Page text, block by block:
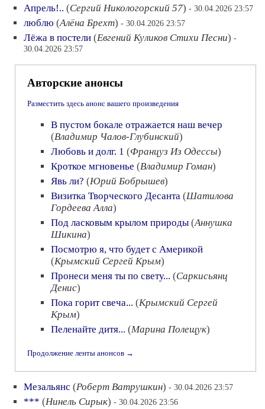
Апрель!.. (Сергий Никологорский 57) - 30.04.2026 23:57
люблю (Алёна Брехт) - 30.04.2026 23:57
Лёжа в постели (Евгений Куликов Стихи Песни) -
30.04.2026 23:57
Авторские анонсы
Разместить здесь анонс вашего произведения
В пустом бокале отражается наш вечер
(Владимир Чалов-Глубинский)
Любовь и долг. 1 (Француз Из Одессы)
Кроткое мгновенье (Владимир Гоман)
Явь ли? (Юрий Бобрышев)
Визитка Творческого Десанта (Шатилова
Гордеева Алла)
Под ласковым крылом природы (Аннушка
Шикина)
Посмотрю я, что будет с Америкой
(Крымский Сергей Крым)
Пронеси меня ты по свету... (Саркисьянц
Денис)
Пока горит свеча... (Крымский Сергей
Крым)
Пеленайте дитя... (Марина Полещук)
Продолжение ленты анонсов →
Мезальянс (Роберт Ватрушкин) - 30.04.2026 23:57
*** (Нинель Сирык) - 30.04.2026 23:56